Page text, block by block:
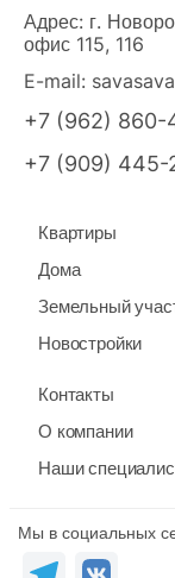
Адрес: г.
офис 115, 116
E-mail:
+7 (962) 860-
+7 (909) 445-
Квартиры
Дома
Земельный
Новостройки
Контакты
О компании
Наши
Мы в социальных